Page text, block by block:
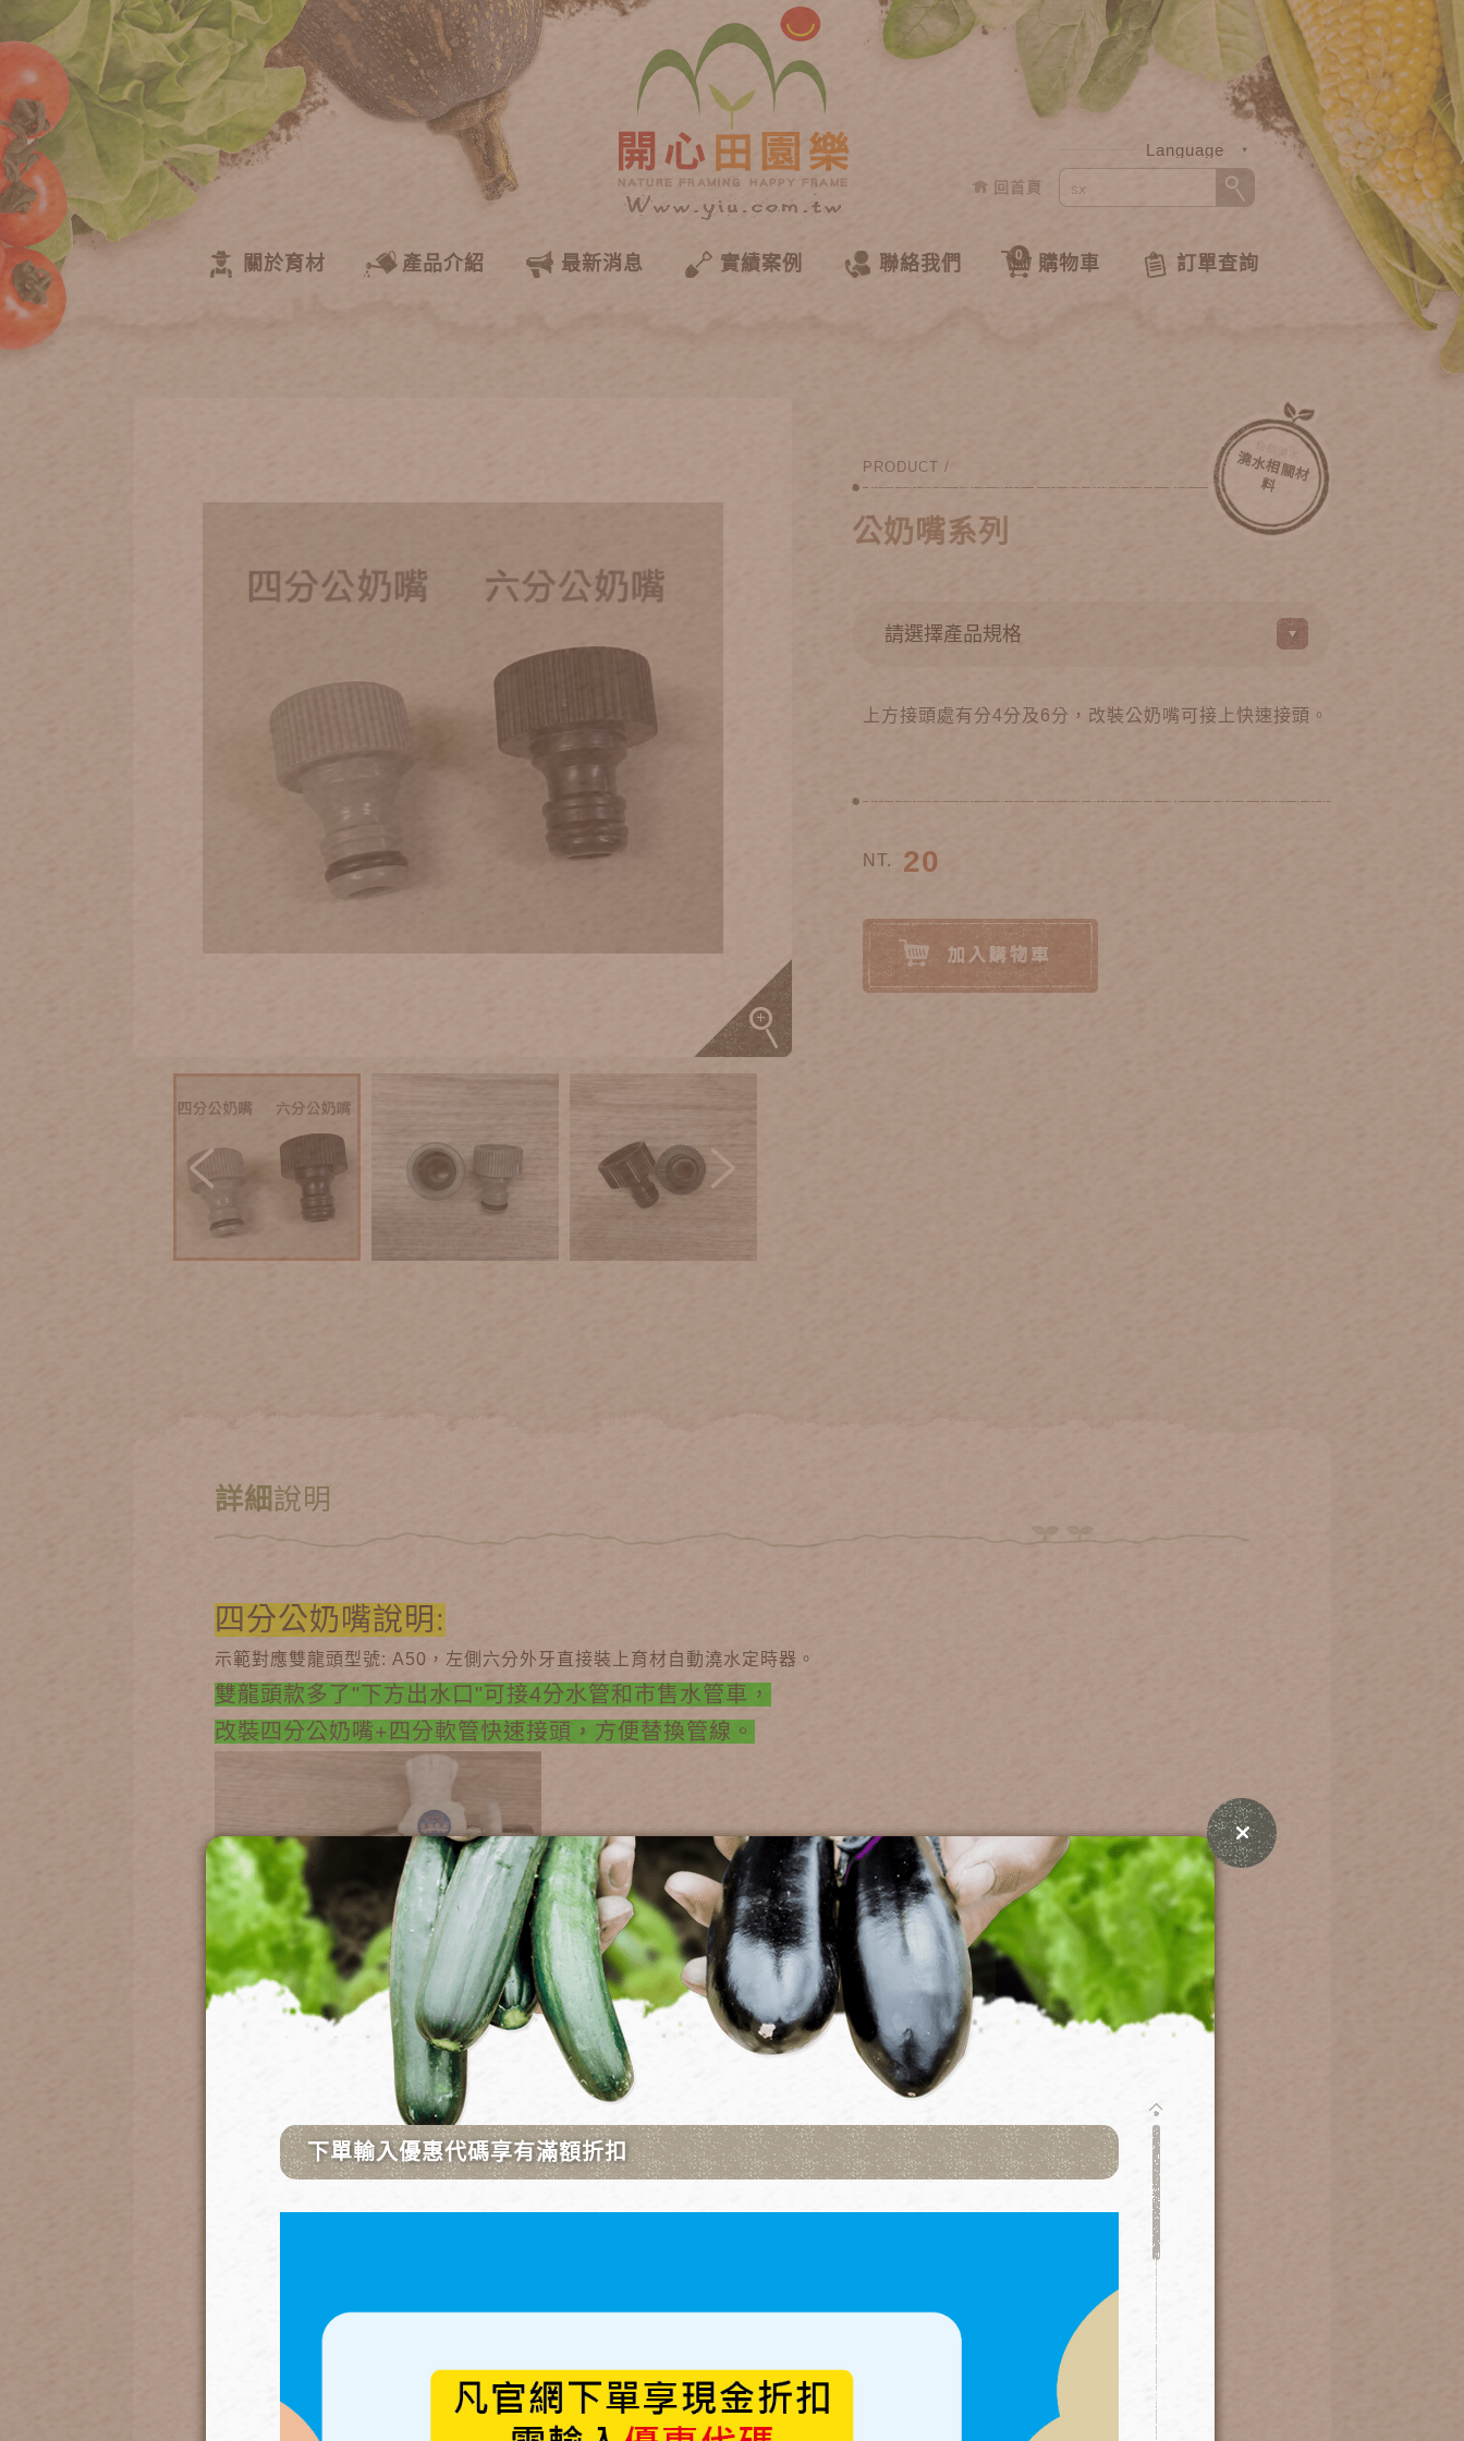
關於育材 產品介紹 最新消息 實績案例 聯絡我們 購物車
0 訂單查詢
回首頁
Language
自動澆水
澆
水
相
關
材
料
PRODUCT /
公奶嘴系列
上方接頭處有分4分及6分，改裝公奶嘴可接上快速接頭。
NT. 20
詳細說明
四分公奶嘴說明:
示範對應雙龍頭型號: A50，左側六分外牙直接裝上育材自動澆水定時器。
雙龍頭款多了"下方出水口"可接4分水管和市售水管車，
改裝四分公奶嘴+四分軟管快速接頭，方便替換管線。